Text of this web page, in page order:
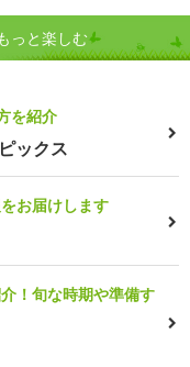
っと楽しむ
を紹介
ックス
お届けします
！旬な時期や準備す